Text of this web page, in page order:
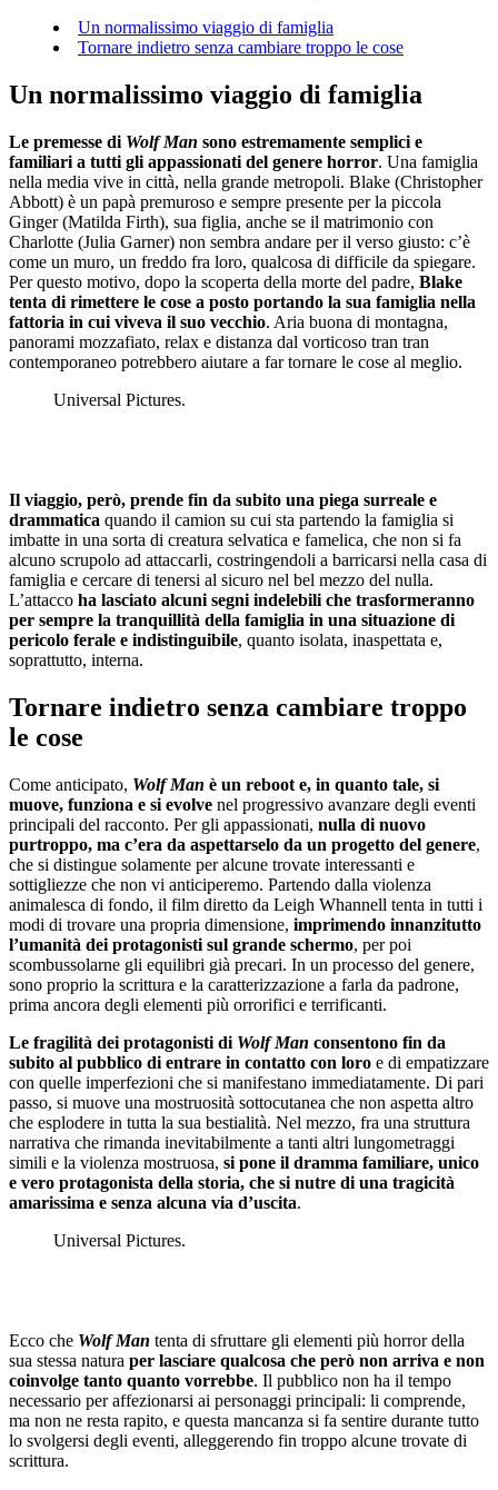
Un normalissimo viaggio di famiglia
Tornare indietro senza cambiare troppo le cose
Un normalissimo viaggio di famiglia
Le premesse di Wolf Man sono estremamente semplici e
familiari a tutti gli appassionati del genere horror. Una famiglia
nella media vive in città, nella grande metropoli. Blake (Christopher
Abbott) è un papà premuroso e sempre presente per la piccola
Ginger (Matilda Firth), sua figlia, anche se il matrimonio con
Charlotte (Julia Garner) non sembra andare per il verso giusto: c’è
come un muro, un freddo fra loro, qualcosa di difficile da spiegare.
Per questo motivo, dopo la scoperta della morte del padre, Blake
tenta di rimettere le cose a posto portando la sua famiglia nella
fattoria in cui viveva il suo vecchio. Aria buona di montagna,
panorami mozzafiato, relax e distanza dal vorticoso tran tran
contemporaneo potrebbero aiutare a far tornare le cose al meglio.
Universal Pictures.
Il viaggio, però, prende fin da subito una piega surreale e
drammatica quando il camion su cui sta partendo la famiglia si
imbatte in una sorta di creatura selvatica e famelica, che non si fa
alcuno scrupolo ad attaccarli, costringendoli a barricarsi nella casa di
famiglia e cercare di tenersi al sicuro nel bel mezzo del nulla.
L’attacco ha lasciato alcuni segni indelebili che trasformeranno
per sempre la tranquillità della famiglia in una situazione di
pericolo ferale e indistinguibile, quanto isolata, inaspettata e,
soprattutto, interna.
Tornare indietro senza cambiare troppo
le cose
Come anticipato, Wolf Man è un reboot e, in quanto tale, si
muove, funziona e si evolve nel progressivo avanzare degli eventi
principali del racconto. Per gli appassionati, nulla di nuovo
purtroppo, ma c’era da aspettarselo da un progetto del genere,
che si distingue solamente per alcune trovate interessanti e
sottigliezze che non vi anticiperemo. Partendo dalla violenza
animalesca di fondo, il film diretto da Leigh Whannell tenta in tutti i
modi di trovare una propria dimensione, imprimendo innanzitutto
l’umanità dei protagonisti sul grande schermo, per poi
scombussolarne gli equilibri già precari. In un processo del genere,
sono proprio la scrittura e la caratterizzazione a farla da padrone,
prima ancora degli elementi più orrorifici e terrificanti.
Le fragilità dei protagonisti di Wolf Man consentono fin da
subito al pubblico di entrare in contatto con loro e di empatizzare
con quelle imperfezioni che si manifestano immediatamente. Di pari
passo, si muove una mostruosità sottocutanea che non aspetta altro
che esplodere in tutta la sua bestialità. Nel mezzo, fra una struttura
narrativa che rimanda inevitabilmente a tanti altri lungometraggi
simili e la violenza mostruosa, si pone il dramma familiare, unico
e vero protagonista della storia, che si nutre di una tragicità
amarissima e senza alcuna via d’uscita.
Universal Pictures.
Ecco che Wolf Man tenta di sfruttare gli elementi più horror della
sua stessa natura per lasciare qualcosa che però non arriva e non
coinvolge tanto quanto vorrebbe. Il pubblico non ha il tempo
necessario per affezionarsi ai personaggi principali: li comprende,
ma non ne resta rapito, e questa mancanza si fa sentire durante tutto
lo svolgersi degli eventi, alleggerendo fin troppo alcune trovate di
scrittura.